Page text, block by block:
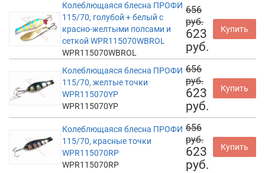
Колеблющаяся блесна ПРОФИ
115/70, голубой + белый с
красно-желтыми полсами и
сеткой WPR115070WBROL
WPR115070WBROL
656
руб.
623
руб.
Купить
Колеблющаяся блесна ПРОФИ
115/70, желтые точки
WPR115070YP
WPR115070YP
656
руб.
623
руб.
Купить
Колеблющаяся блесна ПРОФИ
115/70, красные точки
WPR115070RP
WPR115070RP
656
руб.
623
руб.
Купить